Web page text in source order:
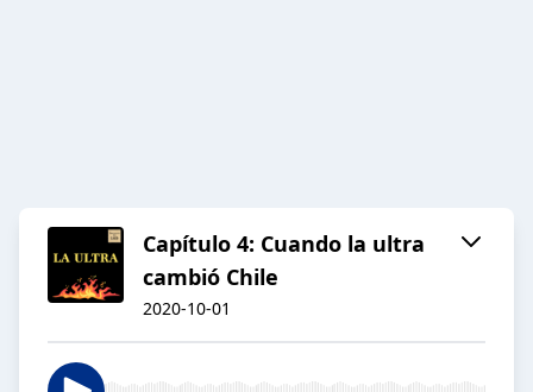
Capítulo 4: Cuando la ultra
cambió Chile
2020-10-01